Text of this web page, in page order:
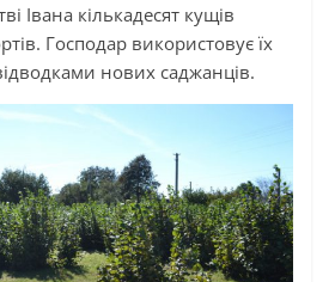
Івана кількадесят кущів
Господар використовує їх
нових саджанців.